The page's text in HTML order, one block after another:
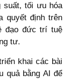
suất, tối ưu hóa
quyết định trên
đạo đức trí tuệ
tư.
khai các bài
quả bằng AI để